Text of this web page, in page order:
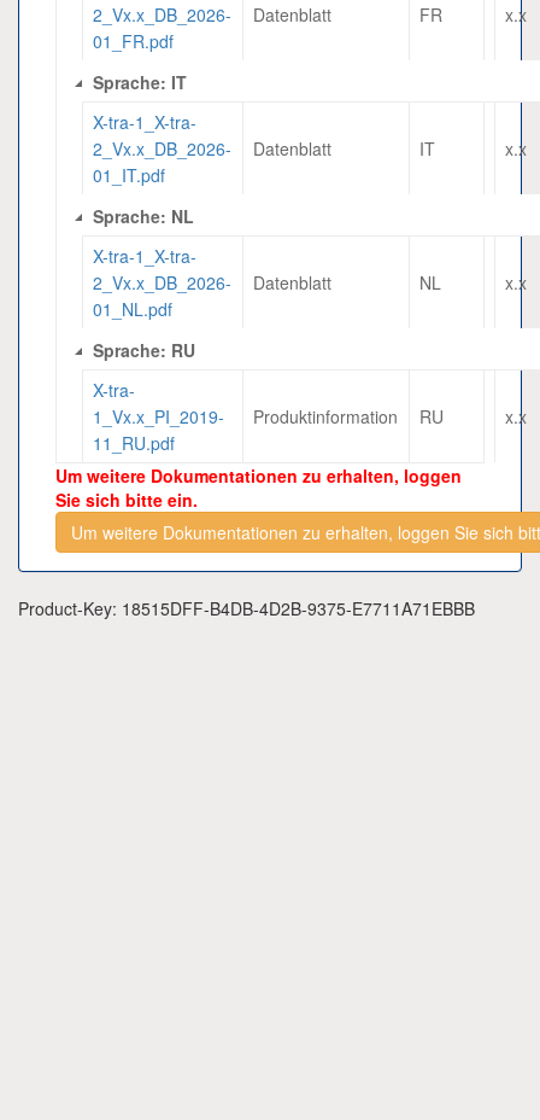
2_Vx.x_DB_2026-
01_FR.pdf
Datenblatt FR x.x
Sprache: IT
X-tra-1_X-tra-
2_Vx.x_DB_2026-
01_IT.pdf
Datenblatt IT x.x
Sprache: NL
X-tra-1_X-tra-
2_Vx.x_DB_2026-
01_NL.pdf
Datenblatt NL x.x
Sprache: RU
X-tra-
1_Vx.x_PI_2019-
11_RU.pdf
Produktinformation RU x.x
Um weitere Dokumentationen zu erhalten, loggen
Sie sich bitte ein.
Um weitere Dokumentationen zu erhalten, loggen Sie sich
Product-Key: 18515DFF-B4DB-4D2B-9375-E7711A71EBBB